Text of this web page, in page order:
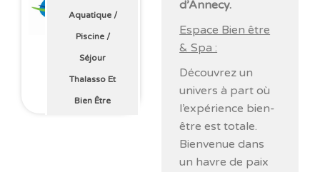
Aquatique/
Piscine/
Séjour
Thalasso Et
Bien Être
d’Annecy.
Espace Bien être
& Spa :
Découvrez un
univers à part où
l’expérience bien-
être est totale.
Bienvenue dans
un havre de paix